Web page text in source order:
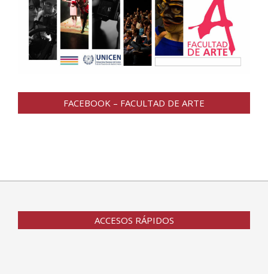
FACEBOOK – FACULTAD DE ARTE
ACCESOS RÁPIDOS